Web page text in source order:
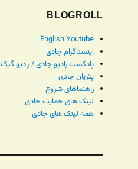
BLOGROLL
English Youtube
اینستاگرام جادی
پادکست رادیو جادی / رادیو گیک
پتریان جادی
راهنماهای شروع
لینک های حمایت جادی
همه لینک های جادی